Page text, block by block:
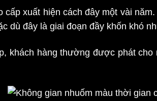
cấp xuất hiện cách đây một vài
dù đây là giai đoạn đầy khốn khó
khách hàng thường được phát